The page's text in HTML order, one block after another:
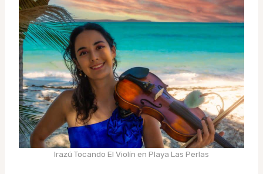
Irazú Tocando El Violín en Playa Las Perlas